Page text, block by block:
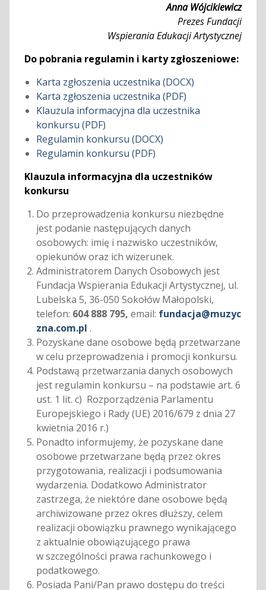
Anna Wójcikiewicz
Prezes Fundacji
Wspierania Edukacji Artystycznej
Do pobrania regulamin i karty zgłoszeniowe:
Karta zgłoszenia uczestnika (DOCX)
Karta zgłoszenia uczestnika (PDF)
Klauzula informacyjna dla uczestnika
konkursu (PDF)
Regulamin konkursu (DOCX)
Regulamin konkursu (PDF)
Klauzula informacyjna dla uczestników
konkursu
Do przeprowadzenia konkursu niezbędne
jest podanie następujących danych
osobowych: imię i nazwisko uczestników,
opiekunów oraz ich wizerunek.
Administratorem Danych Osobowych jest
Fundacja Wspierania Edukacji Artystycznej, ul.
Lubelska 5, 36-050 Sokołów Małopolski,
telefon: 604 888 795, email: fundacja@muzyc
zna.com.pl .
Pozyskane dane osobowe będą przetwarzane
w celu przeprowadzenia i promocji konkursu.
Podstawą przetwarzania danych osobowych
jest regulamin konkursu – na podstawie art. 6
ust. 1 lit. c) Rozporządzenia Parlamentu
Europejskiego i Rady (UE) 2016/679 z dnia 27
kwietnia 2016 r.)
Ponadto informujemy, że pozyskane dane
osobowe przetwarzane będą przez okres
przygotowania, realizacji i podsumowania
wydarzenia. Dodatkowo Administrator
zastrzega, że niektóre dane osobowe będą
archiwizowane przez okres dłuższy, celem
realizacji obowiązku prawnego wynikającego
z aktualnie obowiązującego prawa
w szczególności prawa rachunkowego i
podatkowego.
Posiada Pani/Pan prawo dostępu do treści